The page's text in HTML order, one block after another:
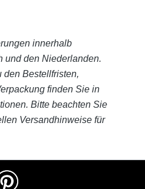
innerhalb
und den Niederlanden.
den Bestellfristen,
finden Sie in
Bitte beachten Sie
Versandhinweise für